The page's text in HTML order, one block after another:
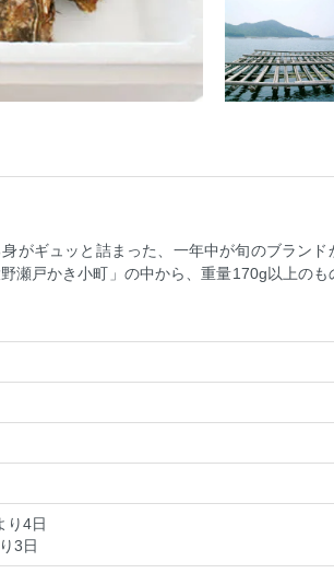
がギュッと詰まった、一年中が旬のブランド
野瀬戸かき小町」の中から、重量170g以上の
り4日
3日